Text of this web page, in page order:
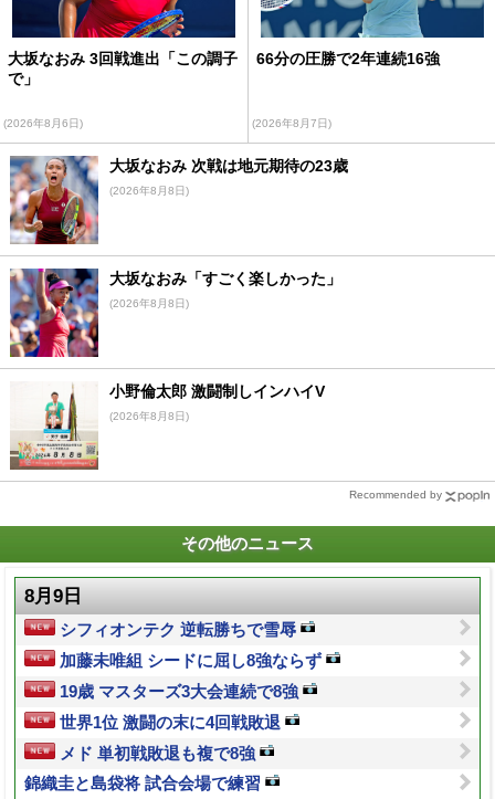
大坂なおみ 3回戦進出「この調子
で」
(2026年8月6日)
66分の圧勝で2年連続16強
(2026年8月7日)
大坂なおみ 次戦は地元期待の23歳
(2026年8月8日)
大坂なおみ「すごく楽しかった」
(2026年8月8日)
小野倫太郎 激闘制しインハイV
(2026年8月8日)
Recommended by
その他のニュース
8月9日
シフィオンテク 逆転勝ちで雪辱
加藤未唯組 シードに屈し8強ならず
19歳 マスターズ3大会連続で8強
世界1位 激闘の末に4回戦敗退
メド 単初戦敗退も複で8強
錦織圭と島袋将 試合会場で練習